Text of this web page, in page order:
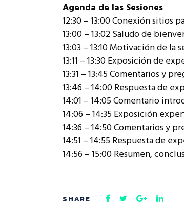
Agenda de las Sesiones
12:30 – 13:00 Conexión sitios
13:00 – 13:02 Saludo de
13:03 – 13:10 Motivación de
13:11 – 13:30 Exposición de
13:31 – 13:45 Comentarios y
13:46 – 14:00 Respuesta de
14:01 – 14:05 Comentario
14:06 – 14:35 Exposición
14:36 – 14:50 Comentarios y
14:51 – 14:55 Respuesta de
14:56 – 15:00 Resumen,